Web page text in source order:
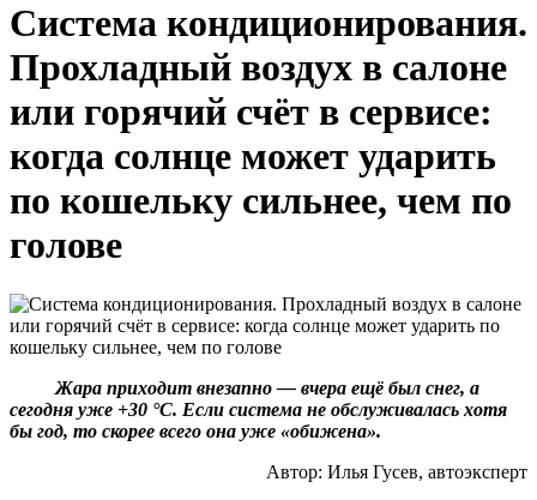
Система кондиционирования.
Прохладный воздух в салоне
или горячий счёт в сервисе:
когда солнце может ударить
по кошельку сильнее, чем по
голове
Жара приходит внезапно — вчера ещё был снег, а
сегодня уже +30 °C. Если система не обслуживалась хотя
бы год, то скорее всего она уже «обижена».
Автор: Илья Гусев, автоэксперт